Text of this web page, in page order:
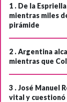
1 . De la
mientras miles
pirámide
2 .Argentina
mientras que
3 .José Manuel
vital y cuestionó